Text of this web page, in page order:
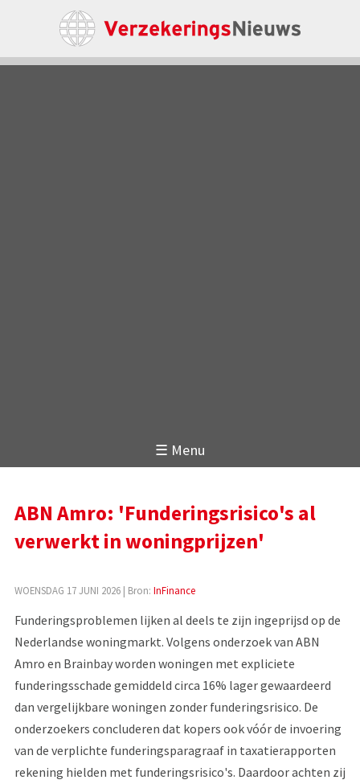
☰ Menu
ABN Amro: 'Funderingsrisico's al
verwerkt in woningprijzen'
WOENSDAG 17 JUNI 2026| Bron: InFinance
Funderingsproblemen lijken al deels te zijn ingeprijsd op de
Nederlandse woningmarkt. Volgens onderzoek van ABN
Amro en Brainbay worden woningen met expliciete
funderingsschade gemiddeld circa 16% lager gewaardeerd
dan vergelijkbare woningen zonder funderingsrisico. De
onderzoekers concluderen dat kopers ook vóór de invoering
van de verplichte funderingsparagraaf in taxatierapporten
rekening hielden met funderingsrisico's. Daardoor achten zij